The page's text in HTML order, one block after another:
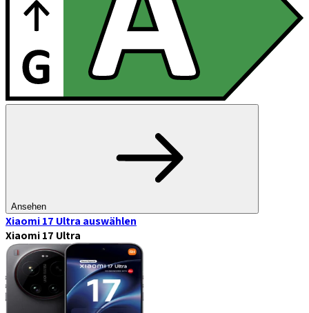
Ansehen
Xiaomi 17 Ultra auswählen
Xiaomi 17 Ultra